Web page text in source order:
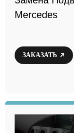
Mercedes
ЗАКАЗАТЬ